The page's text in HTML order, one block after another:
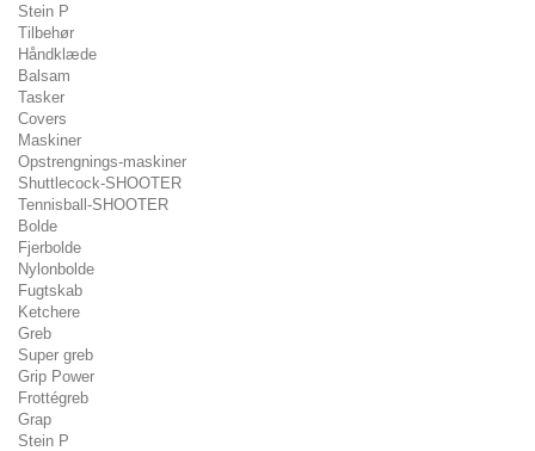
Stein P
Tilbehør
Håndklæde
Balsam
Tasker
Covers
Maskiner
Opstrengnings-maskiner
Shuttlecock-SHOOTER
Tennisball-SHOOTER
Bolde
Fjerbolde
Nylonbolde
Fugtskab
Ketchere
Greb
Super greb
Grip Power
Frottégreb
Grap
Stein P